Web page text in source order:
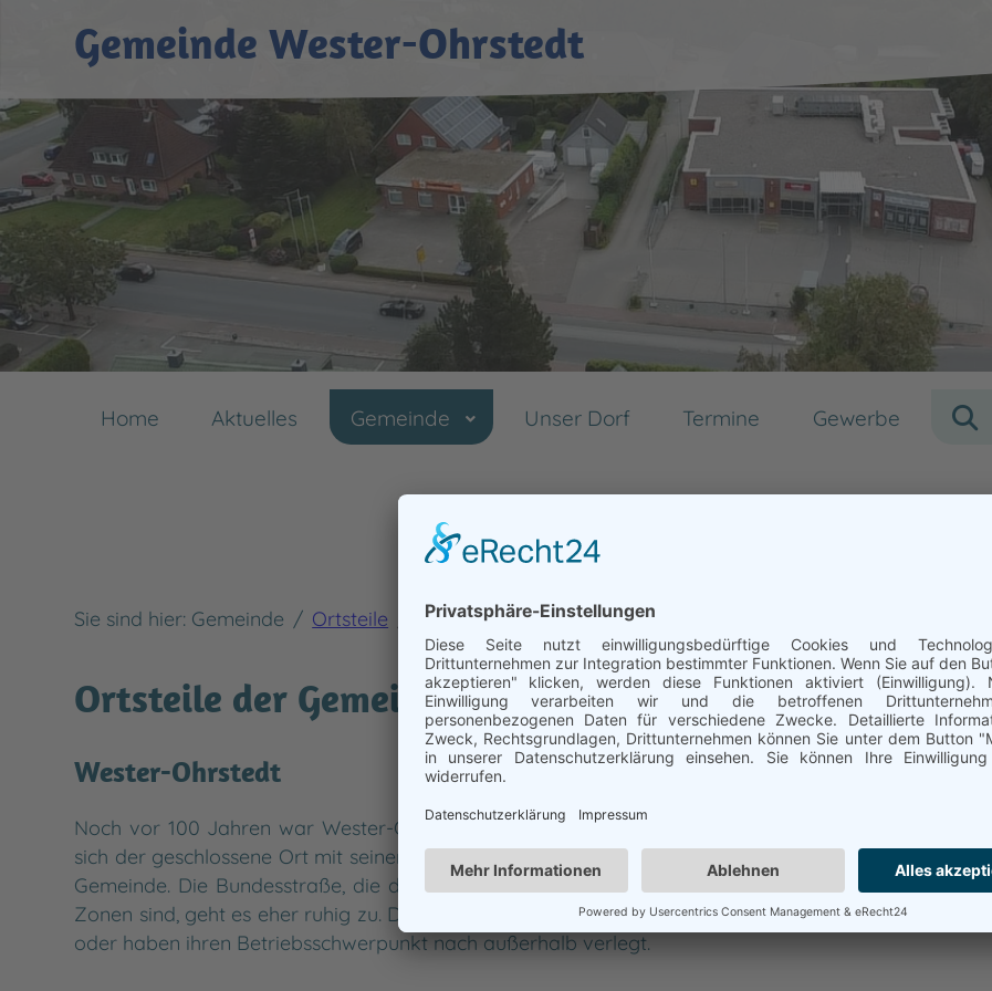
Gemeinde Wester-Ohrstedt
Home Aktuelles Gemeinde Unser Dorf Termine Gewerbe
Sie sind hier: Gemeinde Ortsteile Wester-Ohrstedt
Ortsteile der Gemeinde Wester-Ohrstedt
Wester-Ohrstedt
Noch vor 100 Jahren war Wester-Ohrstedt eher eine Ansiedlung von verstreut liegenden Höfen
sich der geschlossene Ort mit seiner fast lückenlosen Bebauung, wie er sich heute präsentiert. Hier
Gemeinde. Die Bundesstraße, die durch den Ort führt, ist stark befahren. In den übrigen
Zonen sind, geht es eher ruhig zu. Der Ort ist vollständig kanalisiert. Die landwirtschaftlichen
oder haben ihren Betriebsschwerpunkt nach außerhalb verlegt.